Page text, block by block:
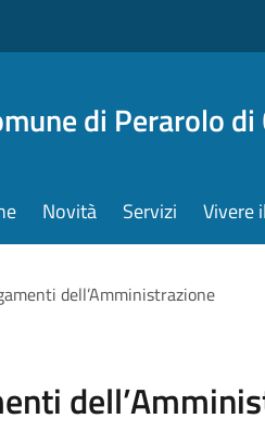
di Perarolo di
Novità Servizi Vivere
dell’Amministrazione